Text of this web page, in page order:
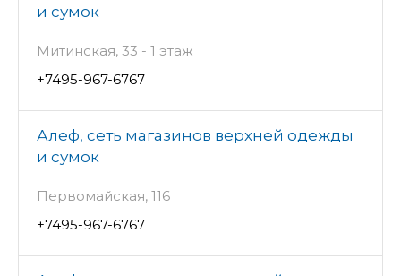
и сумок
Митинская, 33 - 1 этаж
+7495-967-6767
Алеф, сеть магазинов верхней одежды
и сумок
Первомайская, 116
+7495-967-6767